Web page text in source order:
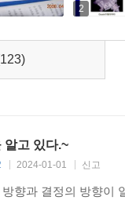
담은 물이 지구로 전
운 결정을 볼 때마다
온 우주를 평화와 사
강하고 행복하게 살
2
알고 있다.~
2024-01-01 신고
향과 결정의 방향이